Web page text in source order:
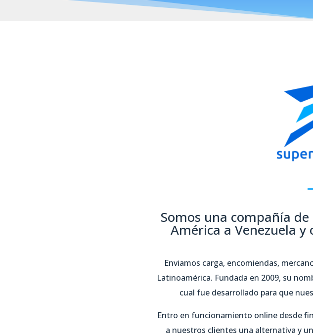
Somos una compañía
América a Venezuela
Enviamos carga, encomiendas,
Latinoamérica. Fundada en 2009, su
cual fue desarrollado para que
Entro en funcionamiento online desde
a nuestros clientes una alternativa y